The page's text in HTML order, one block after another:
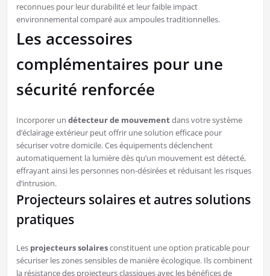
reconnues pour leur durabilité et leur faible impact
environnemental comparé aux ampoules traditionnelles.
Les accessoires
complémentaires pour une
sécurité renforcée
Incorporer un détecteur de mouvementdans votre système
d’éclairage extérieur peut offrir une solution efficace pour
sécuriser votre domicile. Ces équipements déclenchent
automatiquement la lumière dès qu’un mouvement est détecté,
effrayant ainsi les personnes non-désirées et réduisant les risques
d’intrusion.
Projecteurs solaires et autres solutions
pratiques
Les projecteurs solairesconstituent une option praticable pour
sécuriser les zones sensibles de manière écologique. Ils combinent
la résistance des projecteurs classiques avec les bénéfices de